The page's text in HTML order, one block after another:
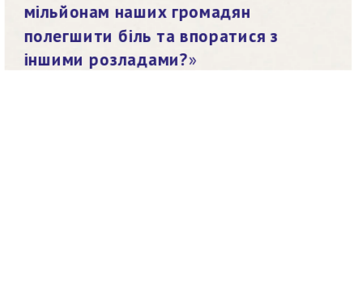
мільйонам наших громадян
полегшити біль та впоратися з
іншими розладами?»